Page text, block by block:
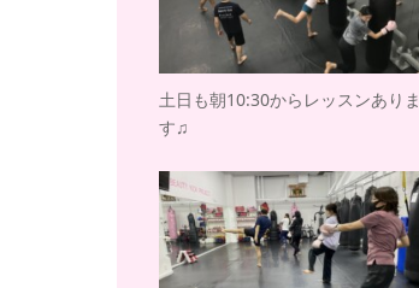
土日も朝10:30からレッスンありま
す♫